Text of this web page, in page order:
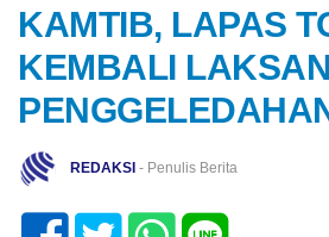
KAMTIB, LAPAS
KEMBALI
REDAKSI - Penulis Berita